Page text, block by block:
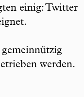
einig: Twitter
werden.